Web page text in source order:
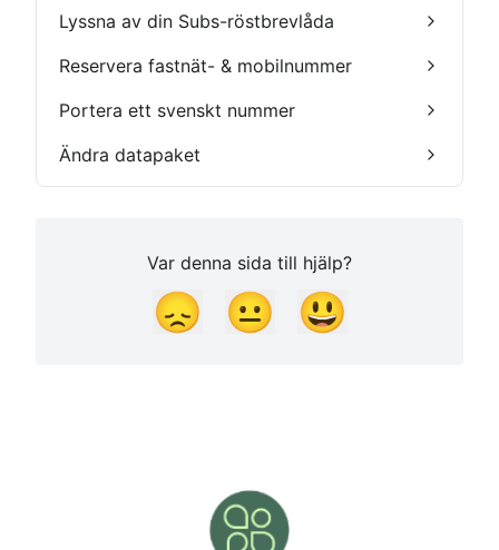
Lyssna av din Subs-röstbrevlåda
Reservera fastnät- & mobilnummer
Portera ett svenskt nummer
Ändra datapaket
Var denna sida till hjälp?
😞 😐 😃